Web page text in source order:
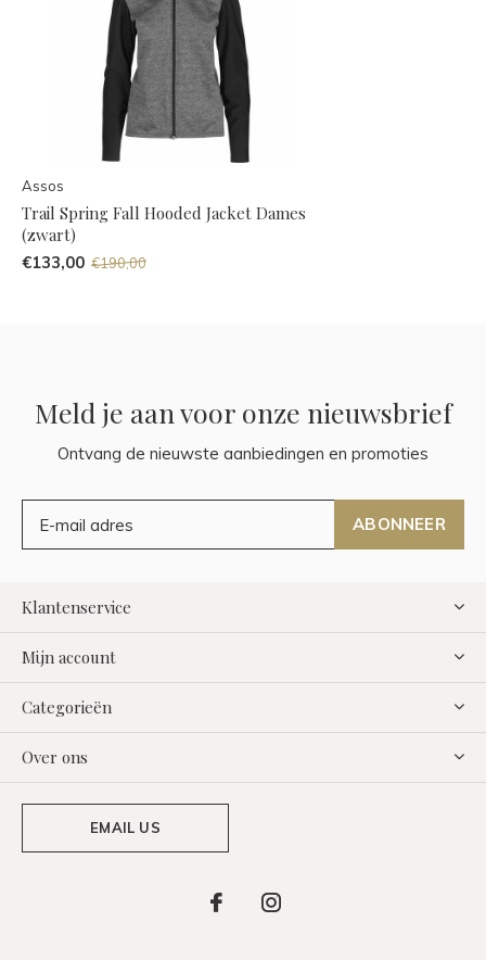
Assos
Trail Spring Fall Hooded Jacket Dames
(zwart)
€133,00 €190,00
Meld je aan voor onze nieuwsbrief
Ontvang de nieuwste aanbiedingen en promoties
ABONNEER
Klantenservice
Mijn account
Categorieën
Over ons
EMAIL US